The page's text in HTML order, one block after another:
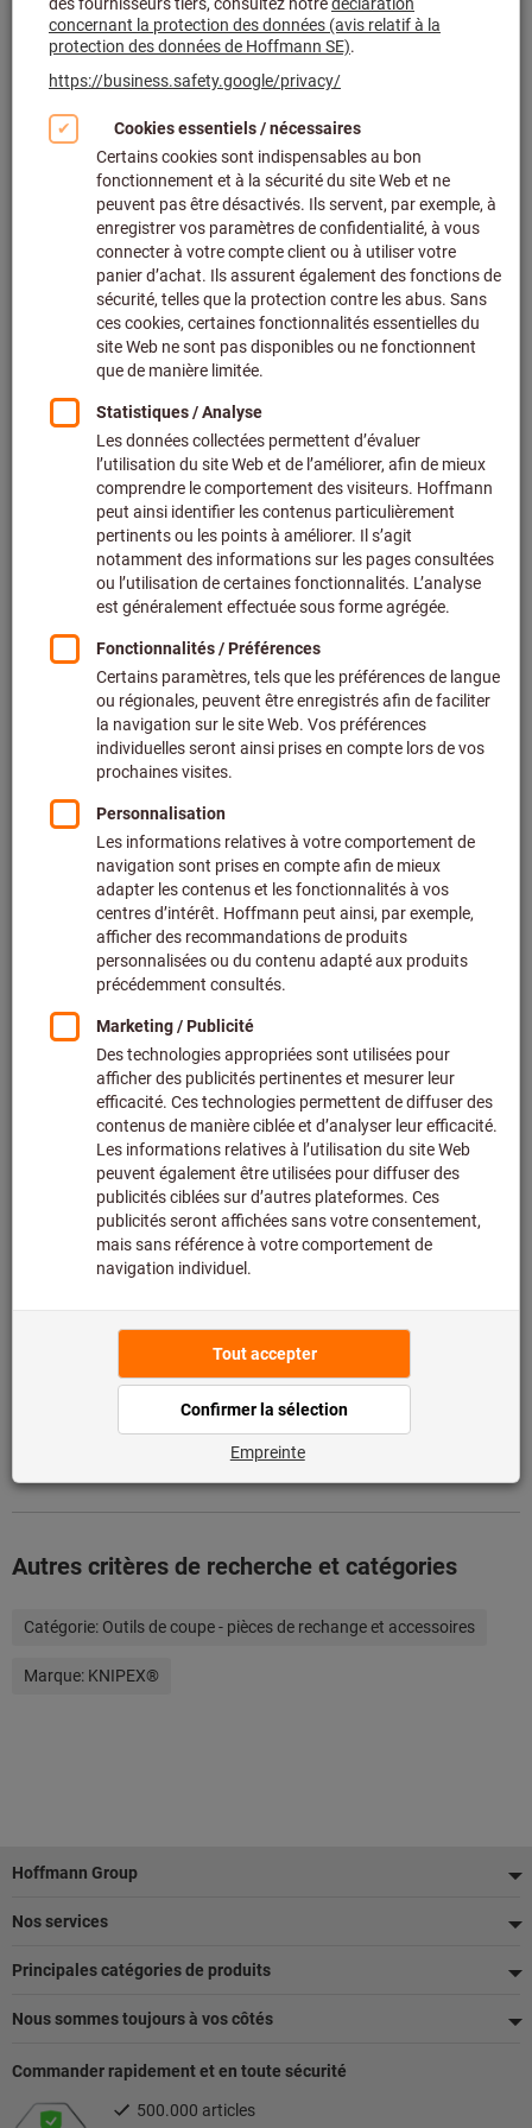
Cliquer pour agrandir l’image
+ TVA en vigueur Prix et frais de livraison
Prix personnalisés pour les clients professionnels après
connexion.
Ajouter au panier
Délai de livraison estimé : 1 à 2 semaines
Expédition de la livraison
Veuillez noter le délai de livraison et les conseils
limités:
Nous commandons cet article pour vous directement
chez le fabricant, car il ne fait pas partie de notre
assortiment principal et n’est donc pas en stock chez
nous.Infos
Ajouter à la liste de favoris Partager l’article
Description
Téléchargements et documents
Autres critères de recherche et catégories
Catégorie: Outils de coupe - pièces de rechange et accessoires
Marque: KNIPEX®
Pied
de
page
Hoffmann Group
Nos services
Principales catégories de produits
Nous sommes toujours à vos côtés
Commander rapidement et en toute sécurité
500.000 articles